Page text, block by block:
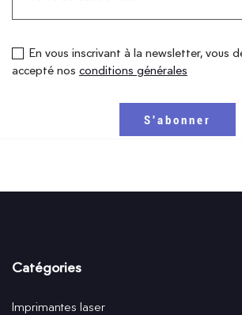
En vous inscrivant à la newsletter, vous
accepté nos conditions générales
Catégories
Imprimantes laser